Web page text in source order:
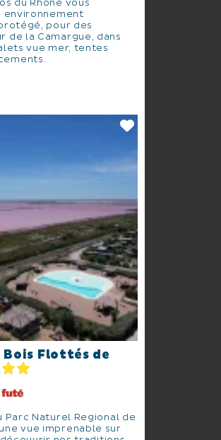
du Rhône vous
environnement
pour des
de la Camargue, dans
vue mer, tentes
Bois Flottés de
Parc Naturel Regional de
vue imprenable sur